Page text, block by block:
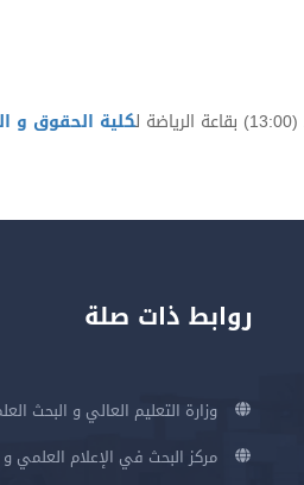
ل
كلية الحقوق و
روابط ذات صلة
وزارة التعليم العالي و البحث
مركز البحث في الإعلام العلمي